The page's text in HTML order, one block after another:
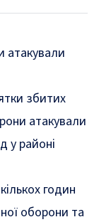
атакували
збитих
атакували
у районі
годин
оборони та